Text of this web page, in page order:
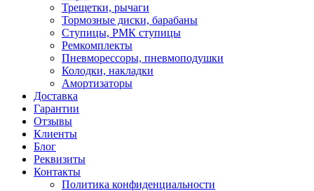
Трещетки, рычаги
Тормозные диски, барабаны
Ступицы, РМК ступицы
Ремкомплекты
Пневморессоры, пневмоподушки
Колодки, накладки
Амортизаторы
Доставка
Гарантии
Отзывы
Клиенты
Блог
Реквизиты
Контакты
Политика конфиденциальности